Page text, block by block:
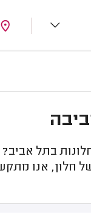
בתל אביב?
חלון, אנו